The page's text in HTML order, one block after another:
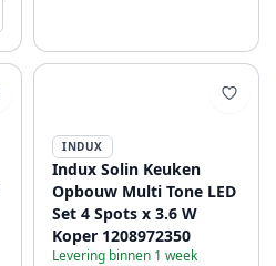
INDUX
Indux Solin Keuken
Opbouw Multi Tone LED
Set 4 Spots x 3.6 W
Koper 1208972350
Levering binnen 1 week